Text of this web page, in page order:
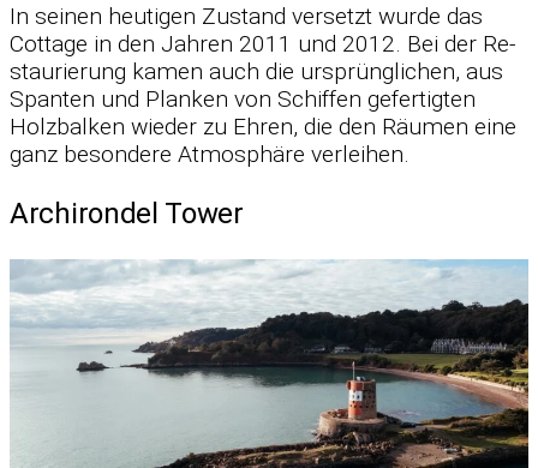
In sei­nen heu­ti­gen Zu­stand ver­setzt wurde das
Cot­tage in den Jah­ren 2011 und 2012. Bei der Re­
stau­rie­rung ka­men auch die ur­sprüng­li­chen, aus
Span­ten und Plan­ken von Schif­fen ge­fer­tig­ten
Holz­bal­ken wie­der zu Eh­ren, die den Räu­men eine
ganz be­son­dere At­mo­sphäre ver­lei­hen.
Archirondel Tower